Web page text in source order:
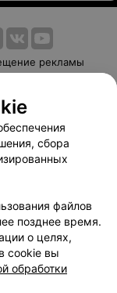
рекламы
оплаты
сбора
файлов
позднее время.
о целях,
cookie вы
обработки